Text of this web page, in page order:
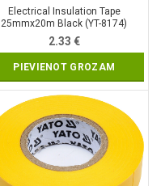
Electrical Insulation Tape
25mmx20m Black (YT-8174)
2.33 €
PIEVIENOT GROZAM